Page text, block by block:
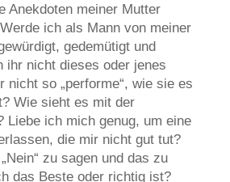
Anekdoten meiner Mutter
ich als Mann von meiner
gedemütigt und
ihr nicht dieses oder jenes
nicht so „performe“, wie sie es
Wie sieht es mit der
Liebe ich mich genug, um eine
die mir nicht gut tut?
zu sagen und das zu
das Beste oder richtig ist?